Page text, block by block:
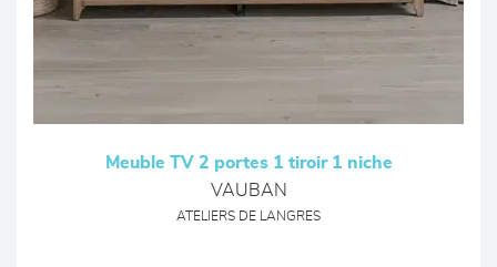
Meuble TV 2 portes 1 tiroir 1 niche
VAUBAN
ATELIERS DE LANGRES